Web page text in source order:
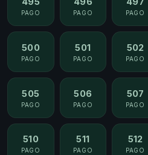
PAGO PAGO PAGO
500
PAGO
501
PAGO
502
PAGO
505
PAGO
506
PAGO
507
PAGO
510
PAGO
511
PAGO
512
PAGO